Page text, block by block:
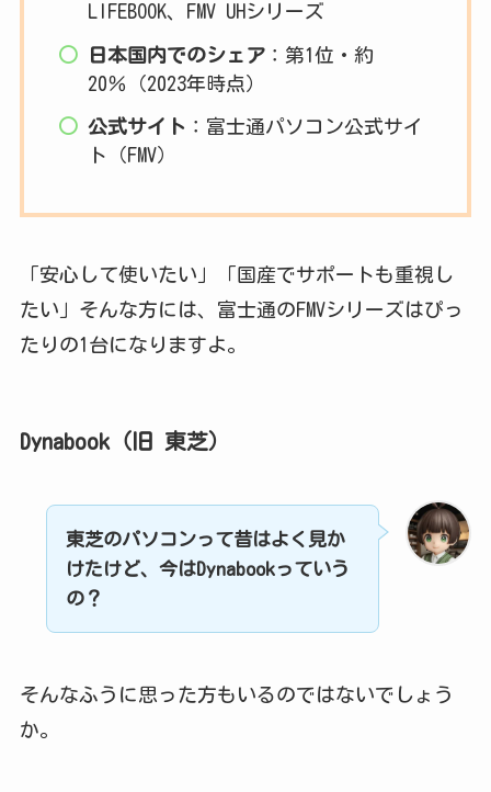
LIFEBOOK、FMV UHシリーズ
日本国内でのシェア ：第1位・約
20％（2023年時点）
公式サイト ：富士通パソコン公式サイ
ト（FMV）
「安心して使いたい」「国産でサポートも重視し
たい」そんな方には、富士通のFMVシリーズはぴっ
たりの1台になりますよ。
Dynabook（旧 東芝）
東芝のパソコンって昔はよく見か
けたけど、今はDynabookっていう
の？
そんなふうに思った方もいるのではないでしょう
か。